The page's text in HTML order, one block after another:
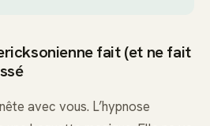
fait (et ne fait
avec vous. L’hypnose